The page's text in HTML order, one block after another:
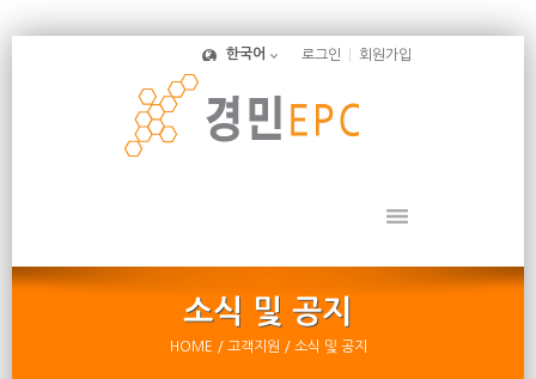
로그인 회원가입
한국어
HOME / 고객지원 / 소식 및 공지
Sketchbook5, 스케치북5
Sketchbook5, 스케치북5